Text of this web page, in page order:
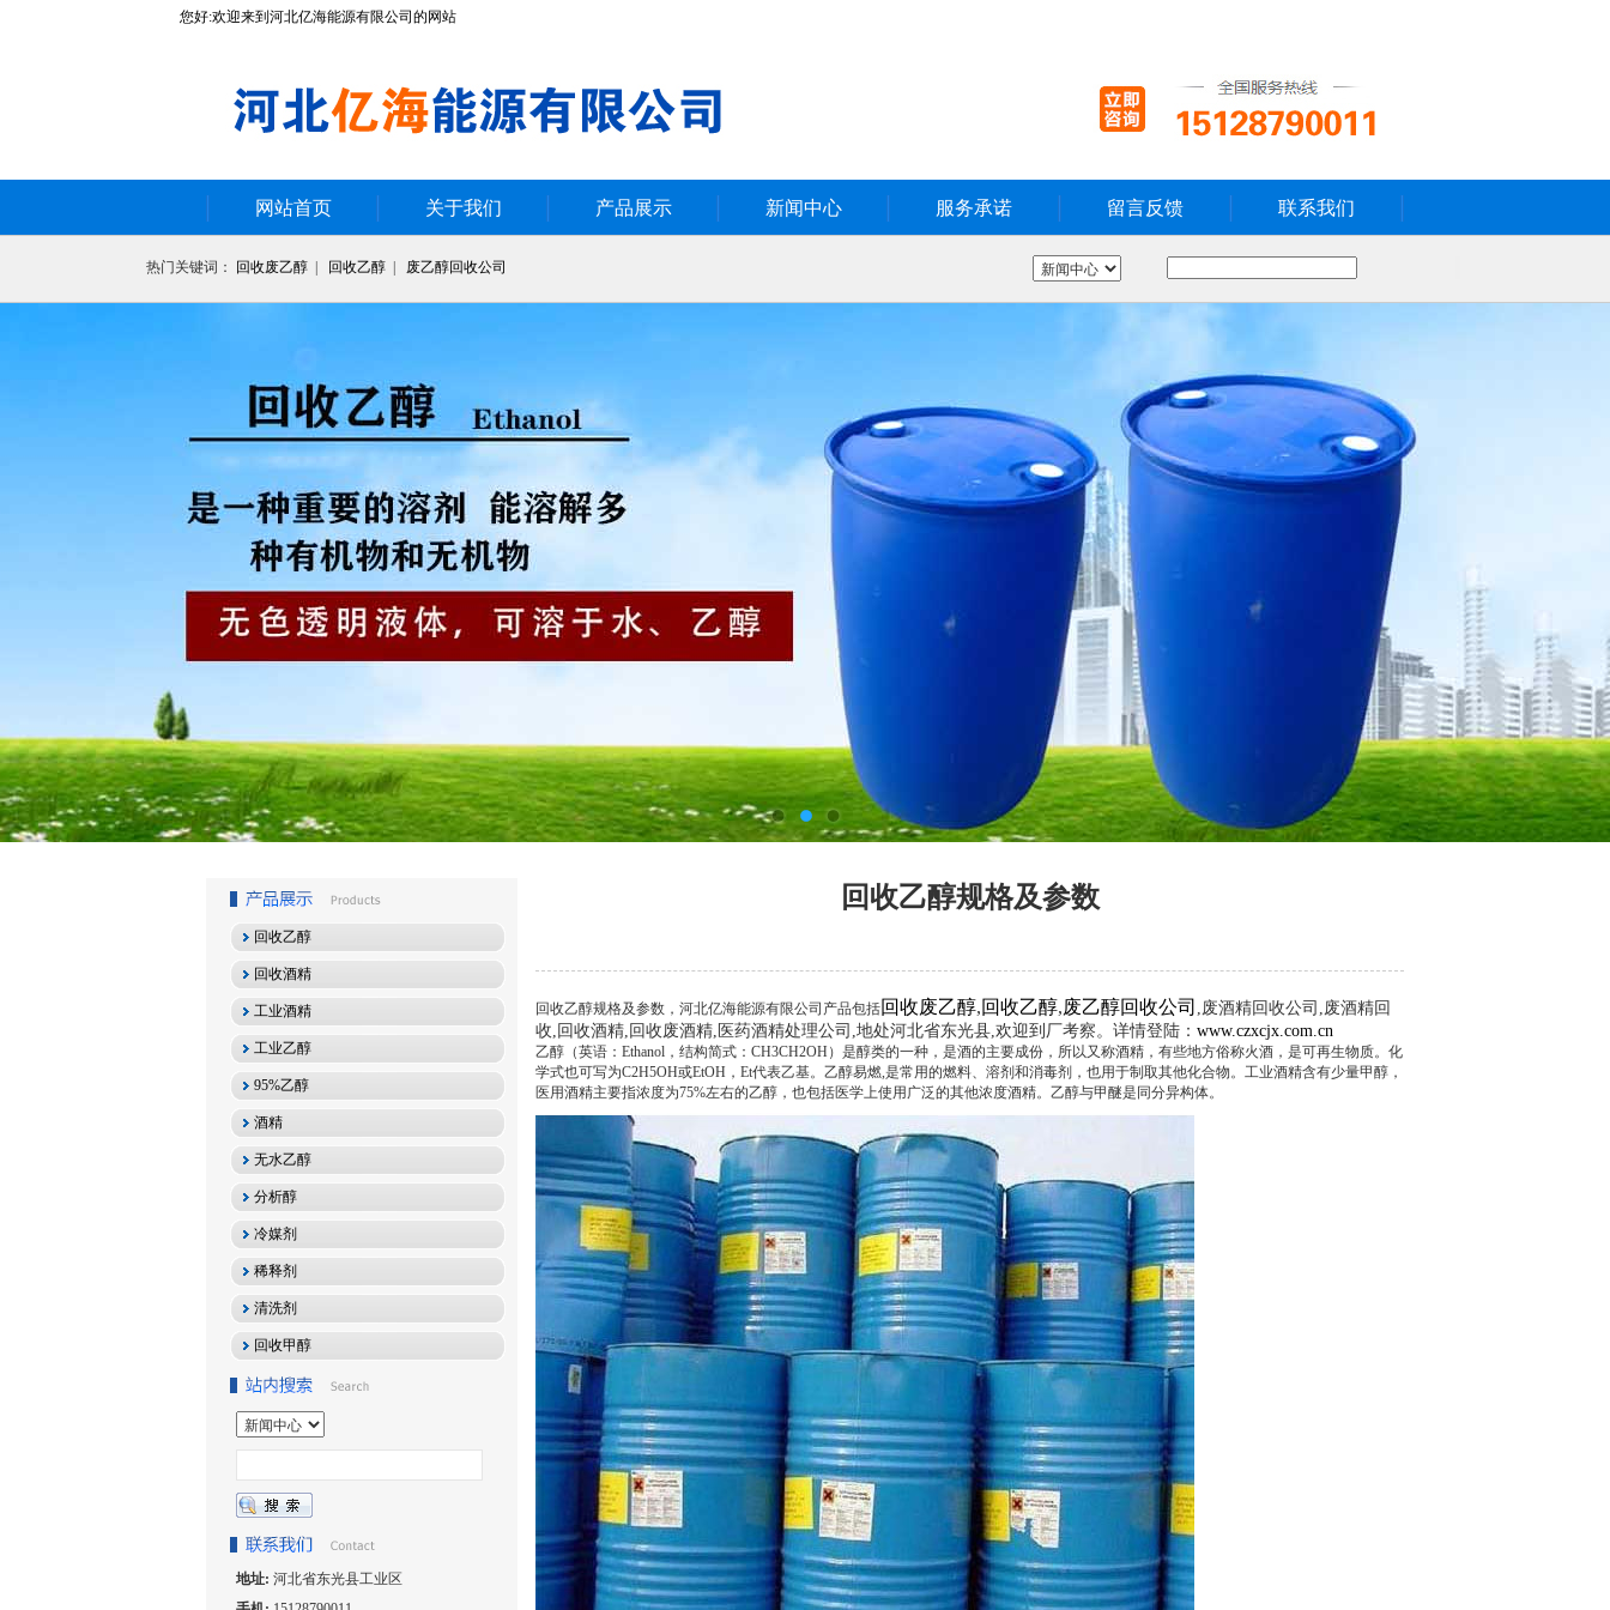
您好:欢迎来到河北亿海能源有限公司的网站
网站首页 关于我们 产品展示 新闻中心 服务承诺 留言反馈 联系我们
热门关键词： 回收废乙醇 回收乙醇 废乙醇回收公司
1 2 3
回收乙醇
回收酒精
工业酒精
工业乙醇
95%乙醇
酒精
无水乙醇
分析醇
冷媒剂
稀释剂
清洗剂
回收甲醇
地址: 河北省东光县工业区
回收乙醇规格及参数
回收乙醇规格及参数，河北亿海能源有限公司产品包括回收废乙醇,回收乙醇,废乙醇回收公司 ,废酒精回收公司,废酒精回
收,回收酒精,回收废酒精,医药酒精处理公司,地处河北省东光县,欢迎到厂考察。详情登陆： www.czxcjx.com.cn
乙醇（英语：Ethanol，结构简式：CH3CH2OH）是醇类的一种，是酒的主要成份，所以又称酒精，有些地方俗称火酒，是可再生物质。化
学式也可写为C2H5OH或EtOH，Et代表乙基。乙醇易燃,是常用的燃料、溶剂和消毒剂，也用于制取其他化合物。工业酒精含有少量甲醇，
医用酒精主要指浓度为75%左右的乙醇，也包括医学上使用广泛的其他浓度酒精。乙醇与甲醚是同分异构体。